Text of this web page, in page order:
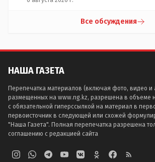
Все обсуждения
НАША ГАЗЕТА
Перепечатка материалов (включая фото, видео и
размещенных на www.ng.kz, разрешена в объеме
с обязательной гиперссылкой на материал в
первоисточник в следующей или схожей
"Наша Газета". Полная перепечатка разрешена
соглашению с редакцией сайта